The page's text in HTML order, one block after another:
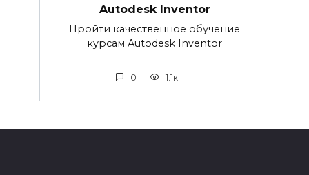
Autodesk Inventor
Пройти качественное обучение
курсам Autodesk Inventor
0 1.1к.